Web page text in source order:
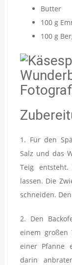
Butter
100 g
100 g
1. Für den
Salz und das
Teig
lassen. Die
schneiden.
2. Den
einem großen
einer Pfanne
darin